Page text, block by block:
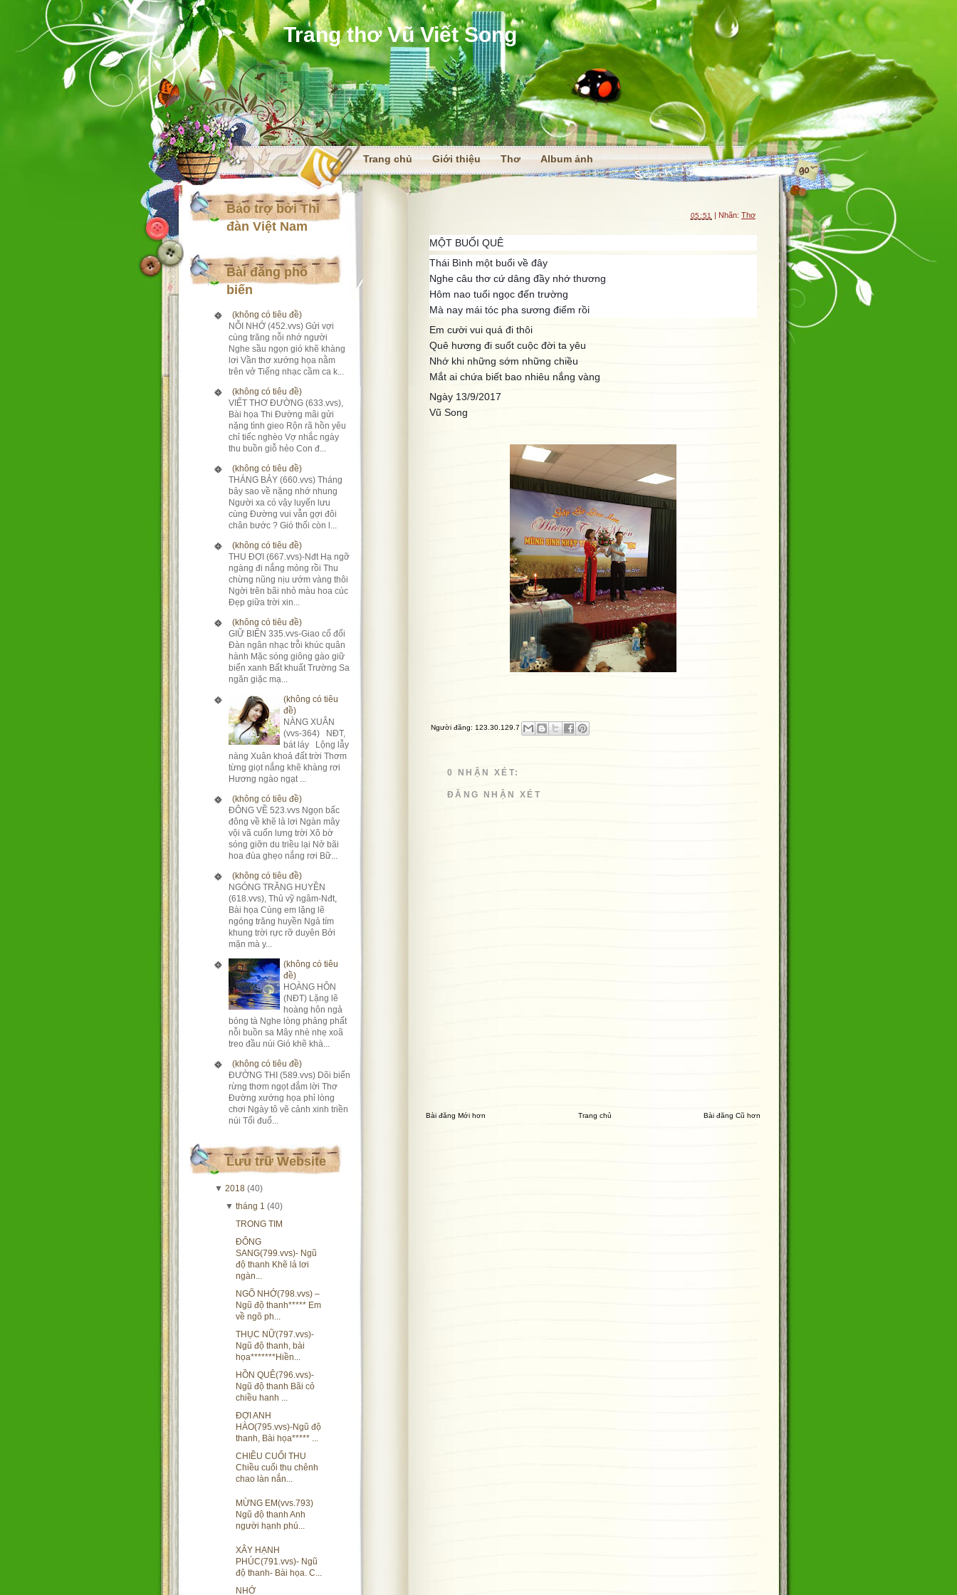
Trang thơ Vũ Viết Song
Trang chủ Giới thiệu Thơ Album ảnh
Bảo trợ bởi Thi
đàn Việt Nam
Bài đăng phổ
biến
(không có tiêu đề)
NỖI NHỚ (452.vvs) Gửi vợi
cùng trăng nỗi nhớ người
Nghe sầu ngọn gió khẽ khàng
lơi Vần thơ xướng họa nằm
trên vở Tiếng nhạc cầm ca k...
(không có tiêu đề)
VIẾT THƠ ĐƯỜNG (633.vvs),
Bài họa Thi Đường mãi gửi
nặng tình gieo Rộn rã hồn yêu
chỉ tiếc nghèo Vợ nhắc ngày
thu buồn giỗ hẻo Con đ...
(không có tiêu đề)
THÁNG BẢY (660.vvs) Tháng
bảy sao về nặng nhớ nhung
Người xa có vậy luyến lưu
cùng Đường vui vẫn gợi đôi
chân bước ? Gió thổi còn l...
(không có tiêu đề)
THU ĐỢI (667.vvs)-Nđt Hạ ngỡ
ngàng đi nắng mỏng rồi Thu
chừng nũng nịu ướm vàng thôi
Ngời trên bãi nhỏ màu hoa cúc
Đẹp giữa trời xin...
(không có tiêu đề)
GIỮ BIỂN 335.vvs-Giao cổ đối
Đàn ngân nhạc trỗi khúc quân
hành Mặc sóng giông gào giữ
biển xanh Bất khuất Trường Sa
ngăn giặc mạ...
(không có tiêu
đề)
NÀNG XUÂN
(vvs-364) NĐT,
bát láy Lộng lẫy
nàng Xuân khoả đất trời Thơm
từng giọt nắng khẽ khàng rơi
Hương ngào ngạt ...
(không có tiêu đề)
ĐÔNG VỀ 523.vvs Ngọn bấc
đông về khẽ lả lơi Ngàn mây
vội vã cuốn lưng trời Xô bờ
sóng giỡn du triều lại Nở bãi
hoa đùa ghẹo nắng rơi Bữ...
(không có tiêu đề)
NGÓNG TRĂNG HUYỀN
(618.vvs), Thủ vỹ ngâm-Nđt,
Bài họa Cùng em lặng lẽ
ngóng trăng huyền Ngả tím
khung trời rực rỡ duyên Bởi
mặn mà y...
(không có tiêu
đề)
HOÀNG HÔN
(NĐT) Lặng lẽ
hoàng hôn ngả
bóng tà Nghe lòng phảng phất
nỗi buồn sa Mây nhè nhẹ xoã
treo đầu núi Gió khẽ khà...
(không có tiêu đề)
ĐƯỜNG THI (589.vvs) Dõi biển
rừng thơm ngọt đắm lời Thơ
Đường xướng họa phỉ lòng
chơi Ngày tô vẽ cảnh xinh triền
núi Tối đuổ...
Lưu trữ Website
▼ 2018 (40)
▼ tháng 1 (40)
TRONG TIM
ĐÔNG
SANG(799.vvs)- Ngũ
độ thanh Khẽ lả lơi
ngàn...
NGÕ NHỚ(798.vvs) –
Ngũ độ thanh***** Em
về ngõ ph...
THỤC NỮ(797.vvs)-
Ngũ độ thanh, bài
họa*******Hiền...
HỒN QUÊ(796.vvs)-
Ngũ độ thanh Bãi cỏ
chiều hanh ...
ĐỢI ANH
HÀO(795.vvs)-Ngũ độ
thanh, Bài họa***** ...
CHIỀU CUỐI THU
Chiều cuối thu chênh
chao làn nắn...
MỪNG EM(vvs.793)
Ngũ độ thanh Anh
người hạnh phú...
XÂY HẠNH
PHÚC(791.vvs)- Ngũ
độ thanh- Bài họa. C...
NHỚ
05:51 | Nhãn: Thơ
MỘT BUỔI QUÊ
Thái Bình một buổi về đây
Nghe câu thơ cứ dâng đầy nhớ thương
Hôm nao tuổi ngọc đến trường
Mà nay mái tóc pha sương điểm rồi
Em cười vui quá đi thôi
Quê hương đi suốt cuộc đời ta yêu
Nhớ khi những sớm những chiều
Mắt ai chứa biết bao nhiêu nắng vàng
Ngày 13/9/2017
Vũ Song
Người đăng: 123.30.129.7
0 NHẬN XÉT:
ĐĂNG NHẬN XÉT
Bài đăng Mới hơn Bài đăng Cũ hơn
Trang chủ